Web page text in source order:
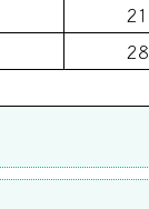
21
28